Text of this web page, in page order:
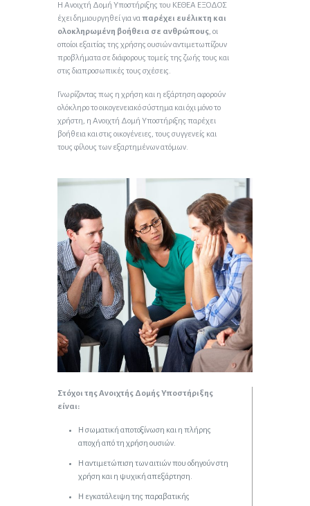
Η Ανοιχτή Δομή Υποστήριξης του ΚΕΘΕΑ ΕΞΟΔΟΣ
έχει δημιουργηθεί για ναπαρέχει ευέλικτη και
ολοκληρωμένη βοήθεια σε ανθρώπους, οι
οποίοι εξαιτίας της χρήσης ουσιών αντιμετωπίζουν
προβλήματα σε διάφορους τομείς της ζωής τους και
στις διαπροσωπικές τους σχέσεις.
Γνωρίζοντας πως η χρήση και η εξάρτηση αφορούν
ολόκληρο το οικογενειακό σύστημα και όχι μόνο το
χρήστη, η Ανοιχτή Δομή Υποστήριξης παρέχει
βοήθεια και στις οικογένειες, τους συγγενείς και
τους φίλους των εξαρτημένων ατόμων.
Στόχοι της Ανοιχτής Δομής Υποστήριξης
είναι:
Η σωματική αποτοξίνωση και η πλήρης
αποχή από τη χρήση ουσιών.
Η αντιμετώπιση των αιτιών που οδηγούν στη
χρήση και η ψυχική απεξάρτηση.
Η εγκατάλειψη της παραβατικής